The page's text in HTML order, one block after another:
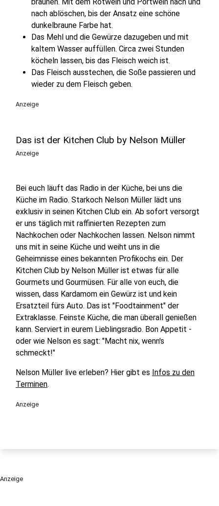
nach ablöschen, bis der Ansatz eine schöne
dunkelbraune Farbe hat.
Das Mehl und die Gewürze dazugeben und mit
kaltem Wasser auffüllen. Circa zwei Stunden
köcheln lassen, bis das Fleisch weich ist.
Das Fleisch ausstechen, die Soße passieren und
wieder zu dem Fleisch geben.
Anzeige
Das ist der Kitchen Club by Nelson Müller
Anzeige
Bei euch läuft das Radio in der Küche, bei uns die
Küche im Radio. Starkoch Nelson Müller lädt uns
exklusiv in seinen Kitchen Club ein. Ab sofort versorgt
er uns täglich mit raffinierten Rezepten zum
Nachkochen oder Nachkochen lassen. Nelson nimmt
uns mit in seine Küche und weiht uns in die
Geheimnisse eines bekannten Profikochs ein. Der
Kitchen Club by Nelson Müller ist etwas für alle
Gourmets und Gourmüsen. Für alle von euch, die
wissen, dass Kardamom ein Gewürz ist und kein
Ersatzteil fürs Auto. Das ist "Foodtainment" der
Extraklasse. Feinste Küche, die man überall genießen
kann. Serviert in eurem Lieblingsradio. Bon Appetit -
oder wie Nelson es sagt: "Macht nix, wenn's
schmeckt!"
Nelson Müller live erleben? Hier gibt es Infos zu den
Terminen.
Anzeige
Anzeige